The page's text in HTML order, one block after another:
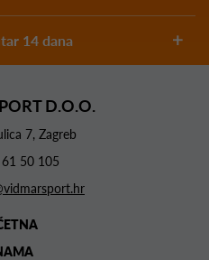
14 dana
D.O.O.
7, Zagreb
50 105